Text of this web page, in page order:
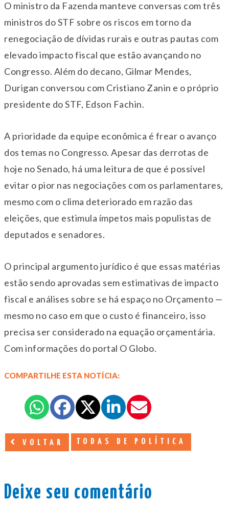
O ministro da Fazenda manteve conversas com três
ministros do STF sobre os riscos em torno da
renegociação de dívidas rurais e outras pautas com
elevado impacto fiscal que estão avançando no
Congresso. Além do decano, Gilmar Mendes,
Durigan conversou com Cristiano Zanin e o próprio
presidente do STF, Edson Fachin.
A prioridade da equipe econômica é frear o avanço
dos temas no Congresso. Apesar das derrotas de
hoje no Senado, há uma leitura de que é possível
evitar o pior nas negociações com os parlamentares,
mesmo com o clima deteriorado em razão das
eleições, que estimula ímpetos mais populistas de
deputados e senadores.
O principal argumento jurídico é que essas matérias
estão sendo aprovadas sem estimativas de impacto
fiscal e análises sobre se há espaço no Orçamento —
mesmo no caso em que o custo é financeiro, isso
precisa ser considerado na equação orçamentária.
Com informações do portal O Globo.
COMPARTILHE ESTA NOTÍCIA:
VOLTAR TODAS DE POLÍTICA
Deixe seu comentário